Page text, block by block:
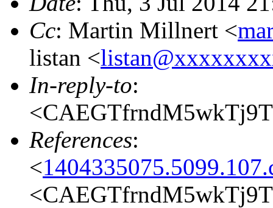
Cc: Martin Millnert <
listan <
In-reply-to:
References:
<